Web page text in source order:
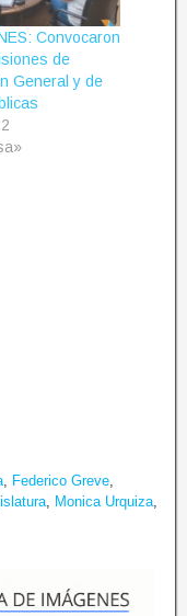
Convocaron
de
General y de
, Federico Greve,
, Monica Urquiza,